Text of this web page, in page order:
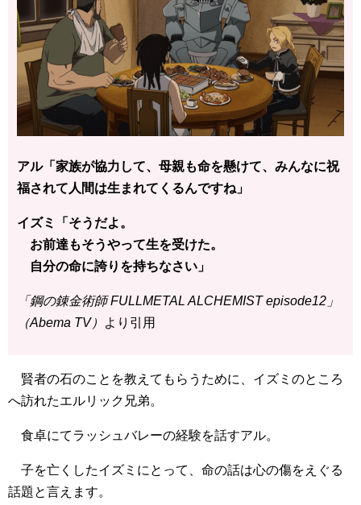
アル「家族が協力して、母親も命を懸けて、みんなに祝
福されて人間は生まれてくるんですね」
イズミ「そうだよ。
お前達もそうやって生を受けた。
自分の命に誇りを持ちなさい」
「鋼の錬金術師 FULLMETAL ALCHEMIST episode12」
（Abema TV）
より引用
賢者の石のことを教えてもらうために、イズミのところ
へ訪れたエルリック兄弟。
食卓にてラッシュバレーの経験を話すアル。
子を亡くしたイズミにとって、命の話は心の傷をえぐる
話題と言えます。